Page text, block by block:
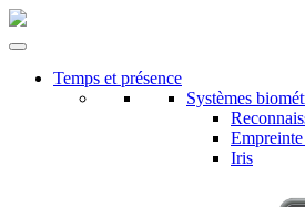
Temps et présence
Systèmes
Iris